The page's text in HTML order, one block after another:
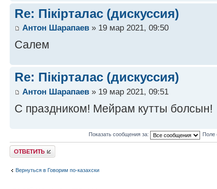
Re: Пікірталас (дискуссия)
Антон Шарапаев » 19 мар 2021, 09:50
Салем
Re: Пікірталас (дискуссия)
Антон Шарапаев » 19 мар 2021, 09:51
С праздником! Мейрам кутты болсын!
Показать сообщения за: Поле
Ответить
Вернуться в Говорим по-казахски